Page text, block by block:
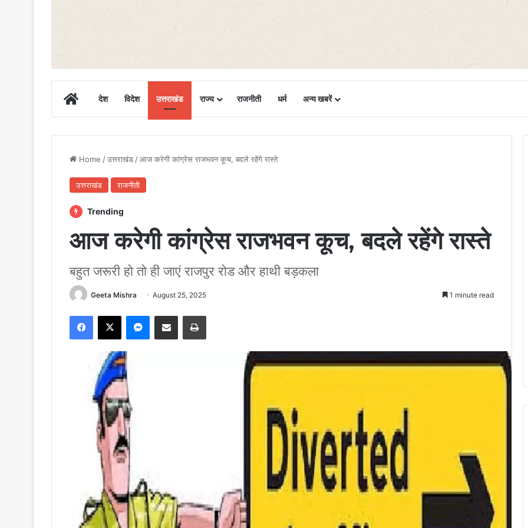
Homeदेश विदेश उत्तराखंड राज्य राजनीती धर्म अन्य खबरें
Home /उत्तराखंड /आज करेगी कांग्रेस राजभवन कूच, बदले रहेंगे रास्ते
उत्तराखंड राजनीती
Trending
आज करेगी कांग्रेस राजभवन कूच, बदले रहेंगे रास्ते
बहुत जरूरी हो तो ही जाएं राजपुर रोड और हाथी बड़कला
Geeta Mishra August 25, 2025 1 minute read
Facebook
X Messenger
Share via Email Print